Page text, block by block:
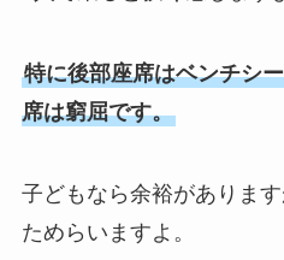
特に後部座席はベンチシ
席は窮屈です。
子どもなら余裕がありま
ためらいますよ。